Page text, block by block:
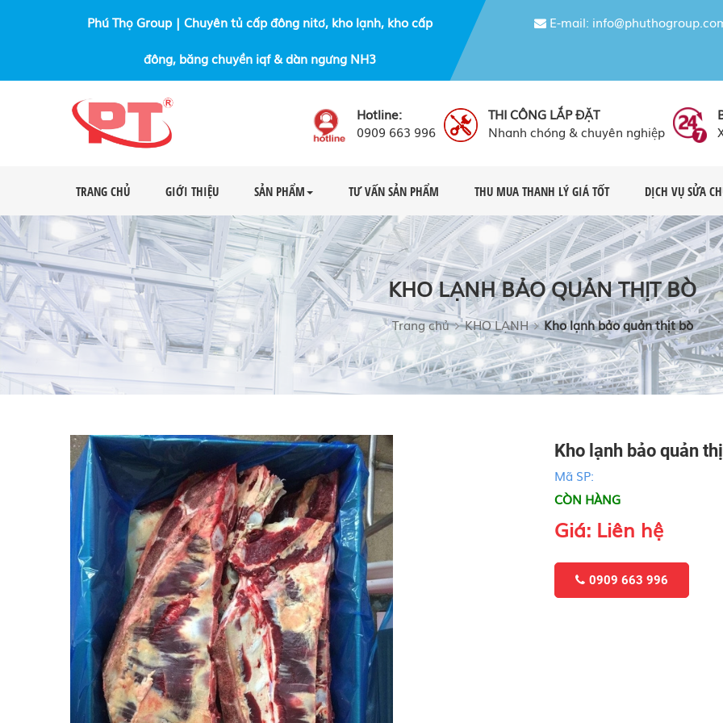
Phú Thọ Group | Chuyên tủ cấp đông nitơ, kho lạnh, kho cấp
đông, băng chuyền iqf & dàn ngưng NH3
E-mail:
Hotline:
0909 663 996
THI CÔNG LẮP ĐẶT
Nhanh chóng & chuyên nghiệp
TRANG CHỦ GIỚI THIỆU SẢN PHẨM TƯ VẤN SẢN PHẨM THU MUA THANH LÝ GIÁ TỐT DỊCH VỤ SỬA
KHO LẠNH BẢO QUẢN THỊT BÒ
Trang chủ KHO LẠNH Kho lạnh bảo quản thịt bò
Kho lạnh bảo quản
Mã SP:
CÒN HÀNG
Giá: Liên hệ
0909 663 996